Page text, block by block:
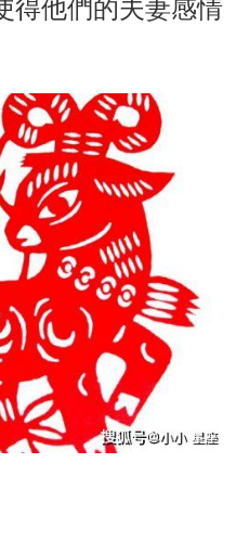
得他們的夫妻感情